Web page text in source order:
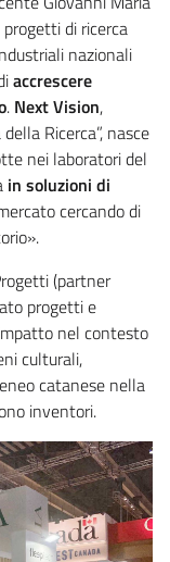
di ricerca
nazionali
accrescere
. Next Vision,
Ricerca”, nasce
nei laboratori del
in soluzioni di
cercando di
(partner
progetti e
nel contesto
culturali,
catanese nella
inventori.